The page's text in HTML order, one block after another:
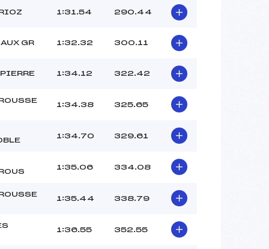
1:31.54 290.44
GR 1:32.32 300.11
1:34.12 322.42
1:34.38 325.65
1:34.70 329.61
1:35.06 334.08
1:35.44 338.79
1:36.55 352.55